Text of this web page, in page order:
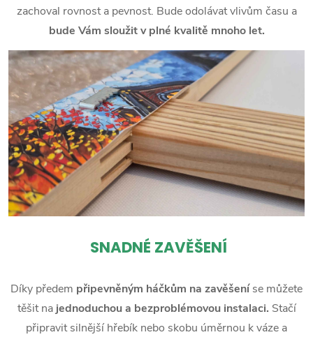
zachoval rovnost a pevnost. Bude odolávat vlivům času a
bude Vám sloužit v plné kvalitě mnoho let.
SNADNÉ ZAVĚŠENÍ
Díky předem připevněným háčkům na zavěšeníse můžete
těšit na jednoduchou a bezproblémovou instalaci. Stačí
připravit silnější hřebík nebo skobu úměrnou k váze a